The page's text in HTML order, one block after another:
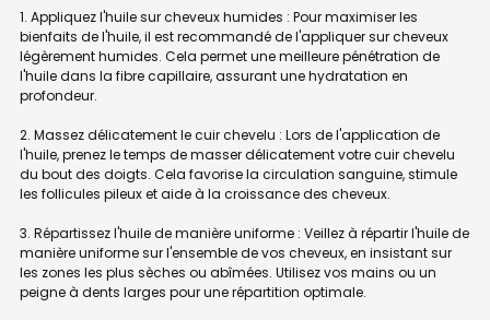
1. Appliquez l'huile sur cheveux humides : Pour maximiser les
bienfaits de l'huile, il est recommandé de l'appliquer sur cheveux
légèrement humides. Cela permet une meilleure pénétration de
l'huile dans la fibre capillaire, assurant une hydratation en
profondeur.
2. Massez délicatement le cuir chevelu : Lors de l'application de
l'huile, prenez le temps de masser délicatement votre cuir chevelu
du bout des doigts. Cela favorise la circulation sanguine, stimule
les follicules pileux et aide à la croissance des cheveux.
3. Répartissez l'huile de manière uniforme : Veillez à répartir l'huile de
manière uniforme sur l'ensemble de vos cheveux, en insistant sur
les zones les plus sèches ou abîmées. Utilisez vos mains ou un
peigne à dents larges pour une répartition optimale.